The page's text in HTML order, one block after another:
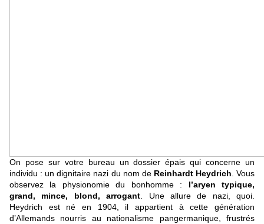
On pose sur votre bureau un dossier épais qui concerne un
individu : un dignitaire nazi du nom de Reinhardt Heydrich . Vous
observez la physionomie du bonhomme : l’aryen typique,
grand, mince, blond, arrogant . Une allure de nazi, quoi.
Heydrich est né en 1904, il appartient à cette génération
d’Allemands nourris au nationalisme pangermanique, frustrés